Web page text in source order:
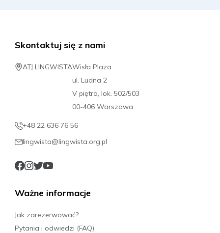
Skontaktuj się z nami
ATJ LINGWISTAWisła Plaza
ul. Ludna 2
V piętro, lok. 502/503
00-406 Warszawa
+48 22 636 76 56
lingwista@lingwista.org.pl
Ważne informacje
Jak zarezerwować?
Pytania i odwiedzi (FAQ)